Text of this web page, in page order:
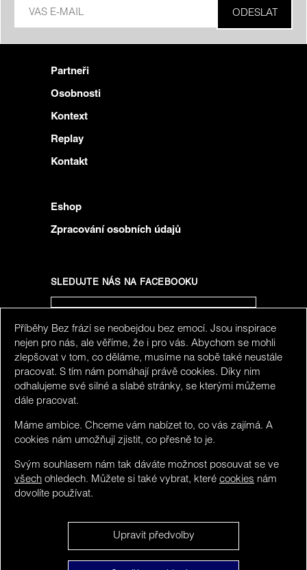
Partneři
Osobnosti
Kontext
Replay
Kontakt
Eshop
Zpracování osobních údajů
SLEDUJTE NÁS NA FACEBOOKU
SLEDUJTE NÁS NA INSTAGRAMU
Bez frází ©
Příběhy Bez frází se neobejdou bez emocí. Jsou inspirace
nejen pro nás, ale věříme, že i pro vás. Abychom se mohli
zlepšovat v tom, co děláme, musíme na sobě také neustále
pracovat. S tím nám pomáhají právě cookies. Díky nim
odhalujeme své silné a slabé stránky, se kterými můžeme
dále pracovat.
Máme ambice. Chceme vám nabízet to, co vás zajímá. A
cookies nám umožňují zjistit, co přesně to je.
Svým souhlasem nám tak dáváte možnost posouvat se ve
všech ohledech. Můžete si také vybrat, které cookies nám
dovolíte používat.
Upravit předvolby
We detected you maybe do not speak Czech. You can